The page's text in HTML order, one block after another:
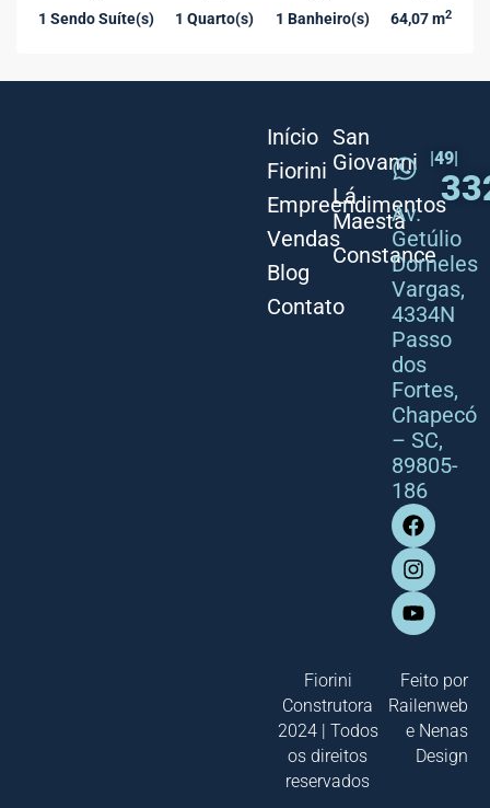
1 Sendo Suíte(s) 1 Quarto(s) 1 Banheiro(s) 64,07 m2
Início
Fiorini
Empreendimentos
Vendas
Blog
Contato
San
Giovanni
Lá
Maestà
Constance
|49|
Av.
Getúlio
Dorneles
Vargas,
4334N
Passo
dos
Fortes,
Chapecó
– SC,
89805-
186
Fiorini
Construtora
2024 | Todos
os direitos
reservados
Feito por
Railenweb
e Nenas
Design